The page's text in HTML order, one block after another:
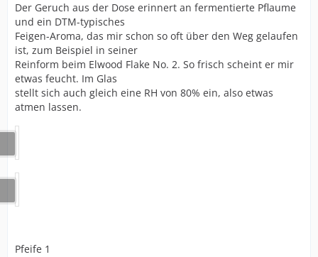
Der Geruch aus der Dose erinnert an fermentierte Pflaume
und ein DTM-typisches
Feigen-Aroma, das mir schon so oft über den Weg gelaufen
ist, zum Beispiel in seiner
Reinform beim Elwood Flake No. 2. So frisch scheint er mir
etwas feucht. Im Glas
stellt sich auch gleich eine RH von 80% ein, also etwas
atmen lassen.
Pfeife 1